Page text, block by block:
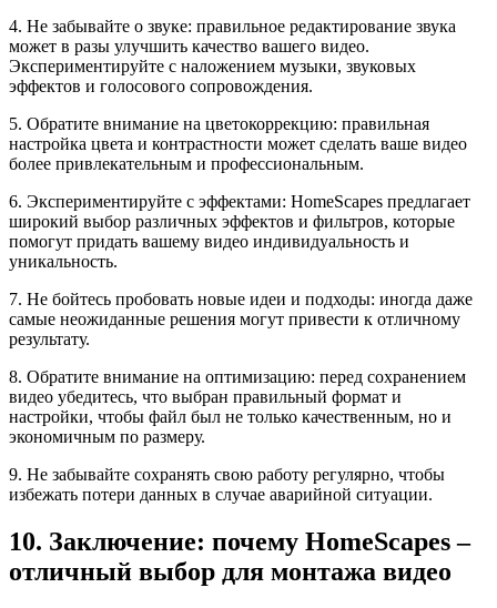
4. Не забывайте о звуке: правильное редактирование звука
может в разы улучшить качество вашего видео.
Экспериментируйте с наложением музыки, звуковых
эффектов и голосового сопровождения.
5. Обратите внимание на цветокоррекцию: правильная
настройка цвета и контрастности может сделать ваше видео
более привлекательным и профессиональным.
6. Экспериментируйте с эффектами: HomeScapes предлагает
широкий выбор различных эффектов и фильтров, которые
помогут придать вашему видео индивидуальность и
уникальность.
7. Не бойтесь пробовать новые идеи и подходы: иногда даже
самые неожиданные решения могут привести к отличному
результату.
8. Обратите внимание на оптимизацию: перед сохранением
видео убедитесь, что выбран правильный формат и
настройки, чтобы файл был не только качественным, но и
экономичным по размеру.
9. Не забывайте сохранять свою работу регулярно, чтобы
избежать потери данных в случае аварийной ситуации.
10. Заключение: почему HomeScapes –
отличный выбор для монтажа видео